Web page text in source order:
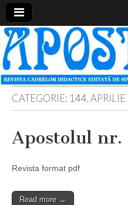
Revista
cadrelor
didactice
din
judetul
Neamt
CATEGORIE: 144,
Apostolul nr.
Revista format pdf
Read more →